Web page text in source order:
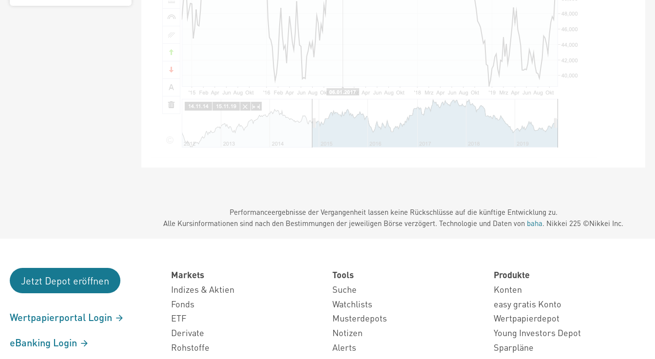
Performanceergebnisse der Vergangenheit lassen keine Rückschlüsse auf die künftige Entwicklung zu.
Alle Kursinformationen sind nach den Bestimmungen der jeweiligen Börse verzögert. Technologie und Daten von baha. Nikkei 225 ©Nikkei Inc.
Jetzt Depot eröffnen
Wertpapierportal Login
eBanking Login
Markets
Indizes & Aktien
Fonds
ETF
Derivate
Rohstoffe
Tools
Suche
Watchlists
Musterdepots
Notizen
Alerts
Produkte
Konten
easy gratis Konto
Wertpapierdepot
Young Investors Depot
Sparpläne